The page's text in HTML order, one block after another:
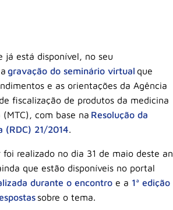
já está disponível, no seu
gravação do seminário virtual que
e as orientações da Agência
fiscalização de produtos da medicina
com base na Resolução da
(RDC) 21/2014.
realizado no dia 31 de maio deste
que estão disponíveis no portal
durante o encontro e a 1ª edição
sobre o tema.